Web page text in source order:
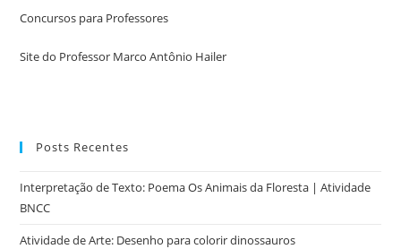
Concursos para Professores
Site do Professor Marco Antônio Hailer
Posts Recentes
Interpretação de Texto: Poema Os Animais da Floresta | Atividade
BNCC
Atividade de Arte: Desenho para colorir dinossauros